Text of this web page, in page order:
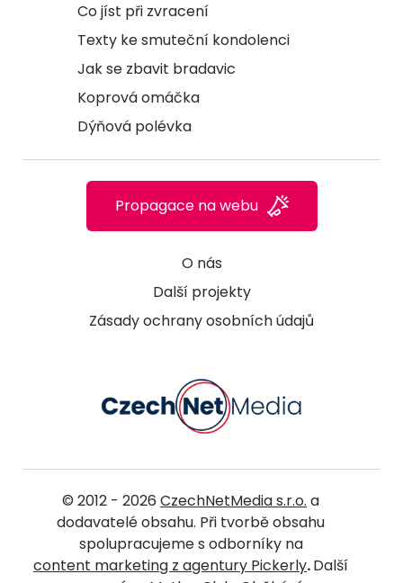
Co jíst při zvracení
Texty ke smuteční kondolenci
Jak se zbavit bradavic
Koprová omáčka
Dýňová polévka
O nás
Další projekty
Zásady ochrany osobních údajů
Propagace na webu
© 2012 - 2026 CzechNetMedia s.r.o. a
dodavatelé obsahu. Při tvorbě obsahu
spolupracujeme s odborníky na
content marketing z agentury Pickerly.Další